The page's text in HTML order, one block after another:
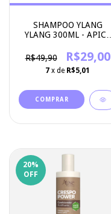
SHAMPOO YLANG
YLANG 300ML - APICE
R$49,90
R$29,00
7 x de R$5,01
20%
OFF